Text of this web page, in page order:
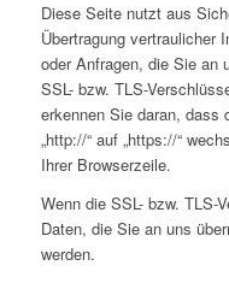
Diese Seite nutzt aus
Übertragung vertraulicher
oder Anfragen, die Sie an
SSL- bzw. TLS-
erkennen Sie daran, dass
„http://“ auf „https://“
Ihrer Browserzeile.
Wenn die SSL- bzw. TLS-
Daten, die Sie an uns
werden.